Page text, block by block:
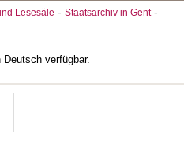
Lesesäle - Staatsarchiv in Gent-
verfügbar.